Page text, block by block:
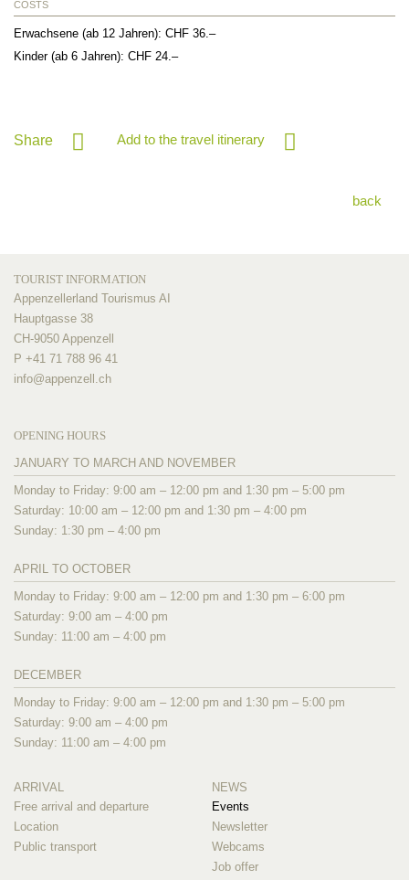
COSTS
Erwachsene (ab 12 Jahren): CHF 36.–
Kinder (ab 6 Jahren): CHF 24.–
Share Add to the travel itinerary
back
TOURIST INFORMATION
Appenzellerland Tourismus AI
Hauptgasse 38
CH-9050 Appenzell
P +41 71 788 96 41
info@appenzell.ch
OPENING HOURS
JANUARY TO MARCH AND NOVEMBER
Monday to Friday: 9:00 am – 12:00 pm and 1:30 pm – 5:00 pm
Saturday: 10:00 am – 12:00 pm and 1:30 pm – 4:00 pm
Sunday: 1:30 pm – 4:00 pm
APRIL TO OCTOBER
Monday to Friday: 9:00 am – 12:00 pm and 1:30 pm – 6:00 pm
Saturday: 9:00 am – 4:00 pm
Sunday: 11:00 am – 4:00 pm
DECEMBER
Monday to Friday: 9:00 am – 12:00 pm and 1:30 pm – 5:00 pm
Saturday: 9:00 am – 4:00 pm
Sunday: 11:00 am – 4:00 pm
ARRIVAL
Free arrival and departure
Location
Public transport
NEWS
Events
Newsletter
Webcams
Job offer